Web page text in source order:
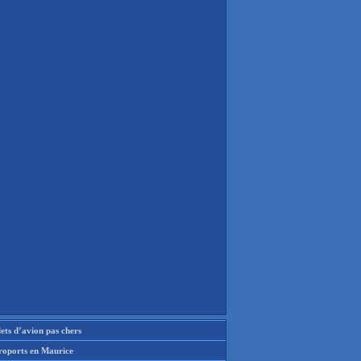
d’avion pas chers
en Maurice